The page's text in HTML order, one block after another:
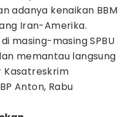
adanya kenaikan BBM
Iran-Amerika.
masing-masing SPBU
memantau langsung
Kasatreskrim
Anton, Rabu